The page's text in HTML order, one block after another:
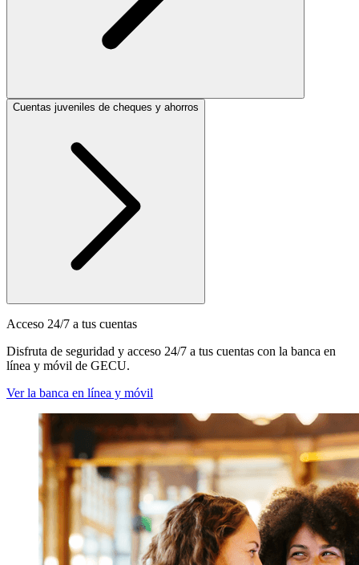
Cuentas juveniles de cheques y ahorros
Acceso 24/7 a tus cuentas
Disfruta de seguridad y acceso 24/7 a tus cuentas con la banca en
línea y móvil de GECU.
Ver la banca en línea y móvil